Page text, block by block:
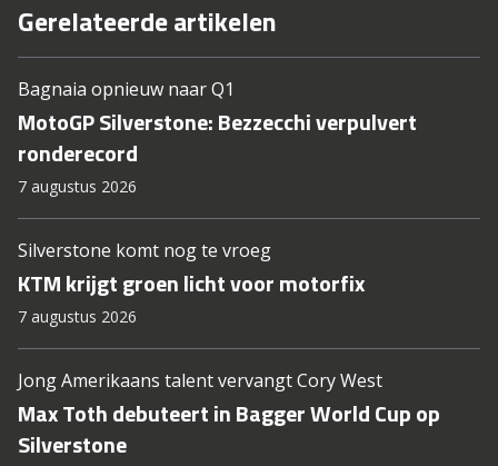
Gerelateerde artikelen
Bagnaia opnieuw naar Q1
MotoGP Silverstone: Bezzecchi verpulvert
ronderecord
7 augustus 2026
Silverstone komt nog te vroeg
KTM krijgt groen licht voor motorfix
7 augustus 2026
Jong Amerikaans talent vervangt Cory West
Max Toth debuteert in Bagger World Cup op
Silverstone